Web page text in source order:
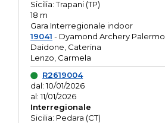
Sicilia: Trapani (TP)
18 m
Gara Interregionale indoor
19041 - Dyamond Archery Palermo
Daidone, Caterina
Lenzo, Carmela
R2619004
dal: 10/01/2026
al: 11/01/2026
Interregionale
Sicilia: Pedara (CT)